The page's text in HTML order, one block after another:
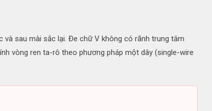
sau mài sắc lại. Đe chữ V không có rãnh trung tâm
vòng ren ta-rô theo phương pháp một dây (single-wire